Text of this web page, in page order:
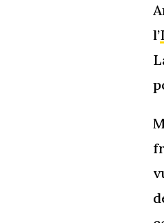
l’